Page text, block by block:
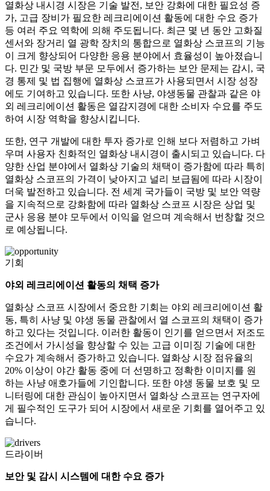
열화상 내시경 시장은 기술 발전, 보안 강화에 대한 필요성 증
가, 고급 장비가 필요한 레크리에이션 활동에 대한 수요 증가
등 여러 주요 역학에 의해 주도됩니다. 최근 몇 년 동안 고화질
센서와 장거리 열 광학 장치의 통합으로 열화상 스코프의 기능
이 크게 향상되어 다양한 응용 분야에서 효율성이 높아졌습니
다. 민간 및 국방 부문 모두에서 증가하는 보안 문제는 감시, 국
경 통제 및 법 집행에 열화상 스코프가 사용되면서 시장 성장
에도 기여하고 있습니다. 또한 사냥, 야생동물 관찰과 같은 야
외 레크리에이션 활동은 열감지경에 대한 소비자 수요를 주도
하여 시장 역학을 향상시킵니다.
또한, 연구 개발에 대한 투자 증가로 인해 보다 저렴하고 가벼
우며 사용자 친화적인 열화상 내시경이 출시되고 있습니다. 다
양한 산업 분야에서 열화상 기술의 채택이 증가함에 따라 특히
열화상 스코프의 가격이 낮아지고 널리 보급됨에 따라 시장이
더욱 발전하고 있습니다. 전 세계 국가들이 국방 및 보안 역량
을 지속적으로 강화함에 따라 열화상 스코프 시장은 상업 및
군사 응용 분야 모두에서 이익을 얻으며 계속해서 번창할 것으
로 예상됩니다.
기회
야외 레크리에이션 활동의 채택 증가
열화상 스코프 시장에서 중요한 기회는 야외 레크리에이션 활
동, 특히 사냥 및 야생 동물 관찰에서 열 스코프의 채택이 증가
하고 있다는 것입니다. 이러한 활동이 인기를 얻으면서 저조도
조건에서 가시성을 향상할 수 있는 고급 이미징 기술에 대한
수요가 계속해서 증가하고 있습니다. 열화상 시장 점유율의
20% 이상이 야간 활동 중에 더 선명하고 정확한 이미지를 원
하는 사냥 애호가들에 기인합니다. 또한 야생 동물 보호 및 모
니터링에 대한 관심이 높아지면서 열화상 스코프는 연구자에
게 필수적인 도구가 되어 시장에서 새로운 기회를 열어주고 있
습니다.
드라이버
보안 및 감시 시스템에 대한 수요 증가